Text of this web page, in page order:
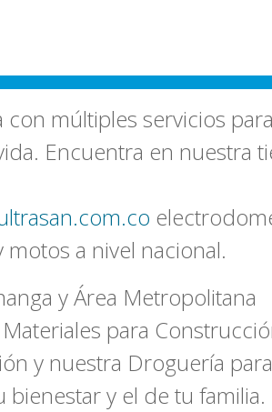
con múltiples servicios
Encuentra en nuestra
motos a nivel nacional.
y Área Metropolitana
para
y nuestra Droguería para
bienestar y el de tu familia.